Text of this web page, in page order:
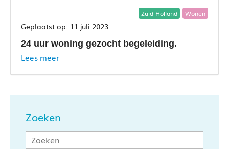
Zuid-Holland Wonen
11 juli 2023
24 uur woning gezocht begeleiding.
Lees meer
Zoeken